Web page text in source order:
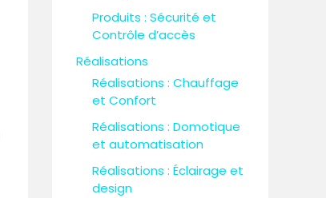
Produits : Sécurité et
Contrôle d’accès
Réalisations
Réalisations : Chauffage
et Confort
Réalisations : Domotique
et automatisation
Réalisations : Éclairage et
design